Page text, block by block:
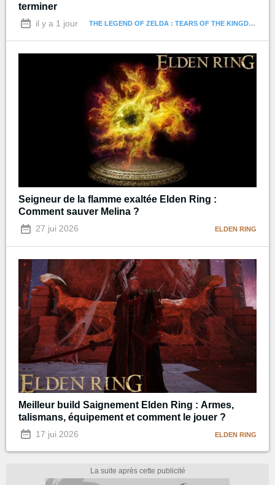
terminer
il y a 1 jour THE LEGEND OF ZELDA : TEARS OF THE KINGDOM
Seigneur de la flamme exaltée Elden Ring :
Comment sauver Melina ?
27 jui 2026 ELDEN RING
Meilleur build Saignement Elden Ring : Armes,
talismans, équipement et comment le jouer ?
17 jui 2026 ELDEN RING